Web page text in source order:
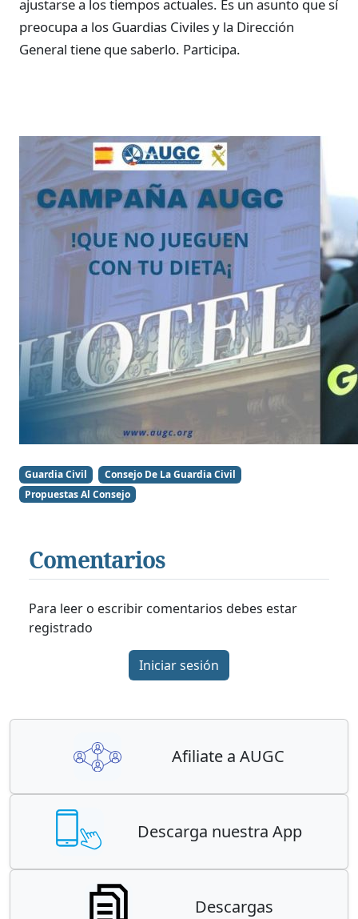
ajustarse a los tiempos actuales. Es un asunto que sí
preocupa a los Guardias Civiles y la Dirección
General tiene que saberlo. Participa.
Guardia Civil
Consejo De La Guardia Civil
Propuestas Al Consejo
Comentarios
Para leer o escribir comentarios debes estar
registrado
Iniciar sesión
Afiliate a AUGC
Descarga nuestra App
Descargas